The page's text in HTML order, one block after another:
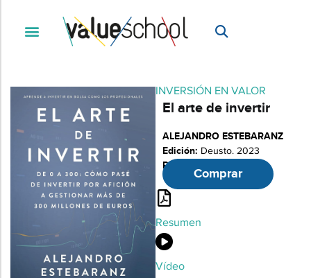
INVERSIÓN EN VALOR
El arte de invertir
ALEJANDRO ESTEBARANZ
Edición: Deusto. 2023
Páginas:Comprar
Resumen
Vídeo